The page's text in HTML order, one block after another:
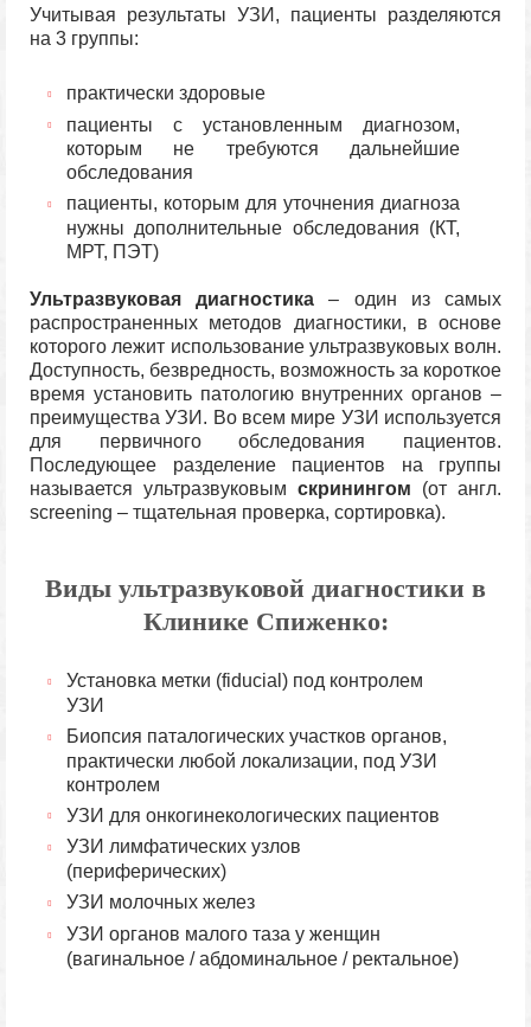
Учитывая результаты УЗИ, пациенты разделяются
на 3 группы:
практически здоровые
пациенты с установленным диагнозом,
которым не требуются дальнейшие
обследования
пациенты, которым для уточнения диагноза
нужны дополнительные обследования (КТ,
МРТ, ПЭТ)
Ультразвуковая диагностика – один из самых
распространенных методов диагностики, в основе
которого лежит использование ультразвуковых волн.
Доступность, безвредность, возможность за короткое
время установить патологию внутренних органов –
преимущества УЗИ. Во всем мире УЗИ используется
для первичного обследования пациентов.
Последующее разделение пациентов на группы
называется ультразвуковым скринингом (от англ.
screening – тщательная проверка, сортировка).
Виды ультразвуковой диагностики в
Клинике Спиженко:
Установка метки (fiducial) под контролем
УЗИ
Биопсия паталогических участков органов,
практически любой локализации, под УЗИ
контролем
УЗИ для онкогинекологических пациентов
УЗИ лимфатических узлов
(периферических)
УЗИ молочных желез
УЗИ органов малого таза у женщин
(вагинальное / абдоминальное / ректальное)